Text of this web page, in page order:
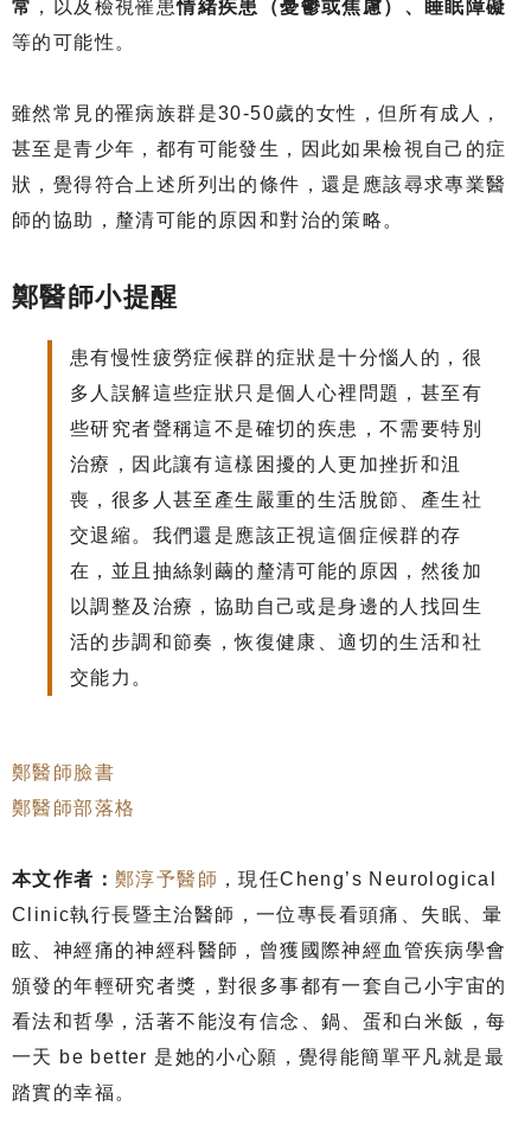
常 ，以及檢視罹患情緒疾患（憂鬱或焦慮）、睡眠障礙
等的可能性。
雖然常見的罹病族群是30-50歲的女性，但所有成人，
甚至是青少年，都有可能發生，因此如果檢視自己的症
狀，覺得符合上述所列出的條件，還是應該尋求專業醫
師的協助，釐清可能的原因和對治的策略。
鄭醫師小提醒
患有慢性疲勞症候群的症狀是十分惱人的，很
多人誤解這些症狀只是個人心裡問題，甚至有
些研究者聲稱這不是確切的疾患，不需要特別
治療，因此讓有這樣困擾的人更加挫折和沮
喪，很多人甚至產生嚴重的生活脫節、產生社
交退縮。我們還是應該正視這個症候群的存
在，並且抽絲剝繭的釐清可能的原因，然後加
以調整及治療，協助自己或是身邊的人找回生
活的步調和節奏，恢復健康、適切的生活和社
交能力。
鄭醫師臉書
鄭醫師部落格
本文作者： 鄭淳予醫師 ，現任Cheng’s Neurological
Clinic執行長暨主治醫師，一位專長看頭痛、失眠、暈
眩、神經痛的神經科醫師，曾獲國際神經血管疾病學會
頒發的年輕研究者獎，對很多事都有一套自己小宇宙的
看法和哲學，活著不能沒有信念、鍋、蛋和白米飯，每
一天 be better 是她的小心願，覺得能簡單平凡就是最
踏實的幸福。